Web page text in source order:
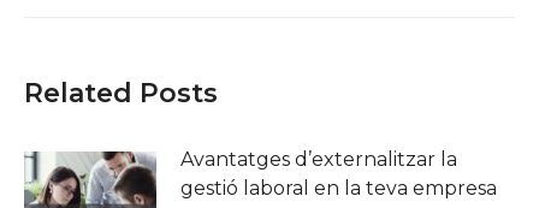
Related Posts
Avantatges d’externalitzar la
gestió laboral en la teva empresa